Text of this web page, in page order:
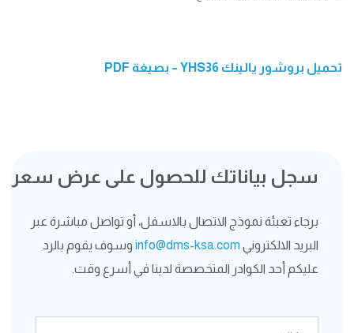
تحميل بروشور يالينك YHS36 – بصيغة PDF
سجل بياناتك للحصول على عرض سعر
برجاء تعبئة نموذج الاتصال بالاسفل، أو تواصل مباشرة عبر
البريد الالكتروني info@dms-ksa.com وسوف يقوم بالرد
عليكم أحد الكوادر المتخصصة لدينا في أسرع وقت.